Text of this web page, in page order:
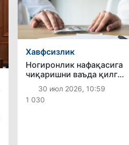
Хавфсизлик
Ногиронлик нафақасига
чиқаришни ваъда қилган
шифокорлар фош этилди
30 июл 2026, 10:59
1 030